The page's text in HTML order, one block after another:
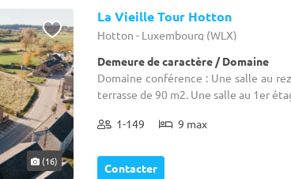
(16)
La Vieille Tour Hotton
Hotton - Luxembourg (WLX)
Demeure de caractère / Domaine
Domaine conférence : Une salle au
terrasse de 90 m2. Une salle au 1er
1-149 9 max
Contacter